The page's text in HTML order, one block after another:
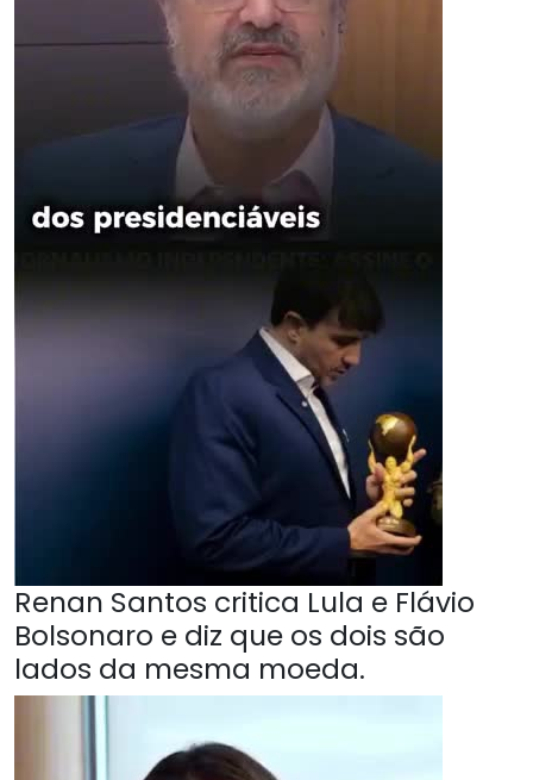
Renan Santos critica Lula e Flávio
Bolsonaro e diz que os dois são
lados da mesma moeda.